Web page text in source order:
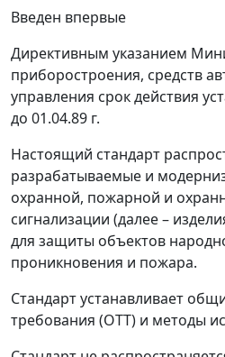
Введен впервые
Директивным указанием
приборостроения, средств
управления срок действия
до 01.04.89 г.
Настоящий стандарт
разрабатываемые и
охранной, пожарной и
сигнализации (далее–
для защиты объектов
проникновения и пожара.
Стандарт устанавливает
требования (ОТТ) и методы